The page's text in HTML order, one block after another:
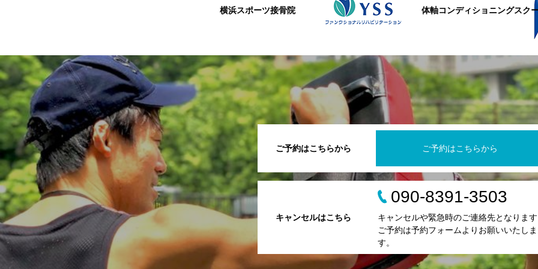
横浜スポーツ接骨院 体軸コンディショニングスク
ご予約はこちらから ご予約はこちらから
キャンセルはこちら
090-8391-3503
キャンセルや緊急時のご連絡先となりま
ご予約は予約フォームよりお願いいたしま
す。